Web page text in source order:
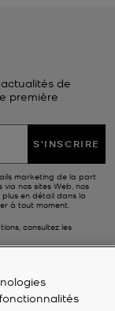
de
première
S'INSCRIRE
marketing de la part
nos sites Web, nos
en détail dans la
à tout moment.
consultez les